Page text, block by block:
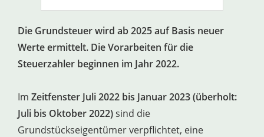
Die Grundsteuer wird ab 2025 auf Basis neuer
Werte ermittelt. Die Vorarbeiten für die
Steuerzahler beginnen im Jahr 2022.
Im Zeitfenster Juli 2022 bis Januar 2023 (überholt:
Juli bis Oktober 2022)sind die
Grundstückseigentümer verpflichtet, eine